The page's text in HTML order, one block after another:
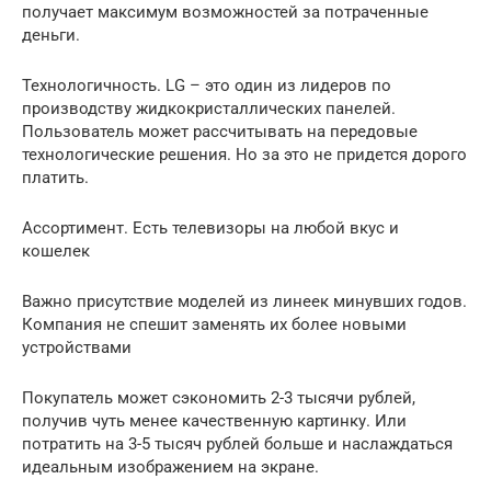
получает максимум возможностей за потраченные
деньги.
Технологичность. LG – это один из лидеров по
производству жидкокристаллических панелей.
Пользователь может рассчитывать на передовые
технологические решения. Но за это не придется дорого
платить.
Ассортимент. Есть телевизоры на любой вкус и
кошелек
Важно присутствие моделей из линеек минувших годов.
Компания не спешит заменять их более новыми
устройствами
Покупатель может сэкономить 2-3 тысячи рублей,
получив чуть менее качественную картинку. Или
потратить на 3-5 тысяч рублей больше и наслаждаться
идеальным изображением на экране.